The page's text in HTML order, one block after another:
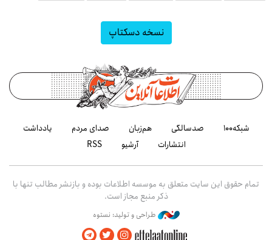
نسخه دسکتاپ
شبکه۱۰۰ صدسالگی هم‌زبان صدای مردم
یادداشت
انتشارات
آرشیو RSS
تمام حقوق این سایت متعلق به موسسه اطلاعات بوده و بازنشر مطالب تنها با
ذکر منبع مجاز است.
طراحی و تولید: نستوه